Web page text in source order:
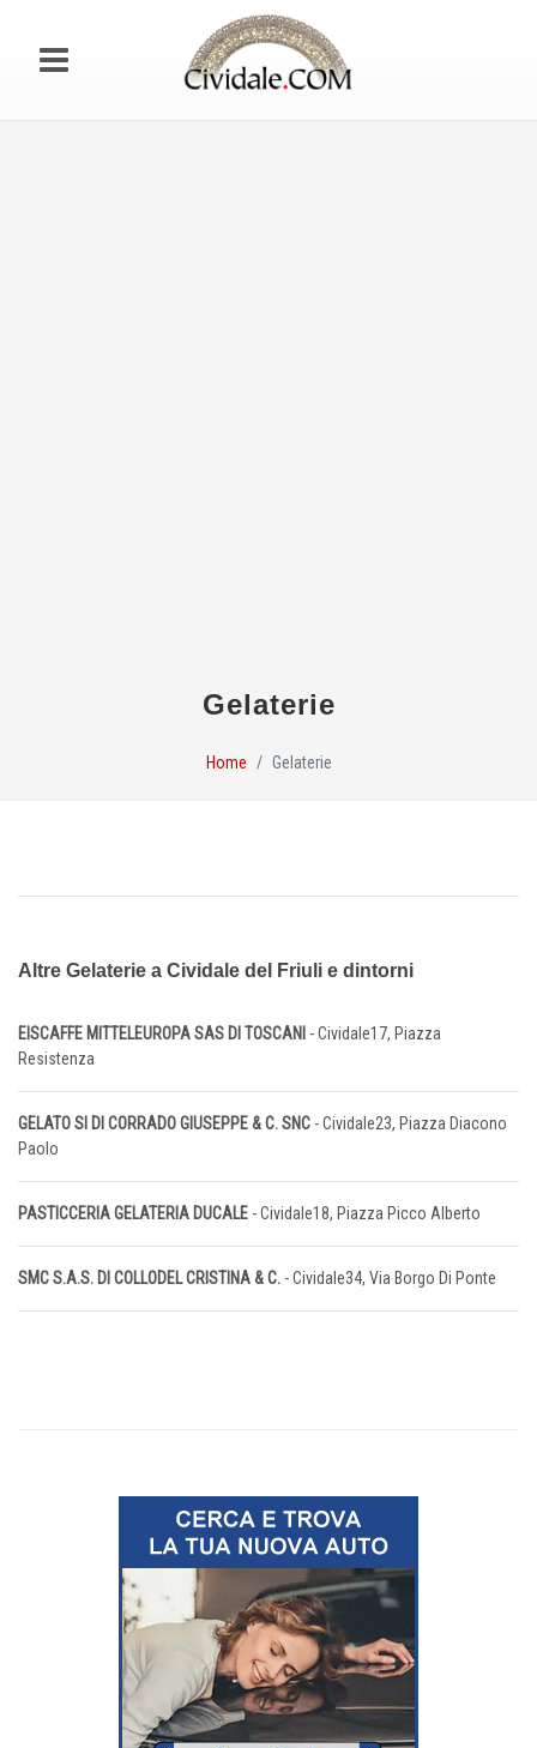
Gelaterie
Home Gelaterie
Altre Gelaterie a Cividale del Friuli e dintorni
EISCAFFE MITTELEUROPA SAS DI TOSCANI - Cividale17, Piazza
Resistenza
GELATO SI DI CORRADO GIUSEPPE & C. SNC - Cividale23, Piazza Diacono
Paolo
PASTICCERIA GELATERIA DUCALE - Cividale18, Piazza Picco Alberto
SMC S.A.S. DI COLLODEL CRISTINA & C. - Cividale34, Via Borgo Di Ponte